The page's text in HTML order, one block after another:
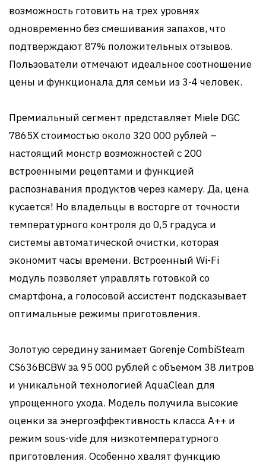
возможность готовить на трех уровнях
одновременно без смешивания запахов, что
подтверждают 87% положительных отзывов.
Пользователи отмечают идеальное соотношение
цены и функционала для семьи из 3-4 человек.
Премиальный сегмент представляет Miele DGC
7865X стоимостью около 320 000 рублей –
настоящий монстр возможностей с 200
встроенными рецептами и функцией
распознавания продуктов через камеру. Да, цена
кусается! Но владельцы в восторге от точности
температурного контроля до 0,5 градуса и
системы автоматической очистки, которая
экономит часы времени. Встроенный Wi-Fi
модуль позволяет управлять готовкой со
смартфона, а голосовой ассистент подсказывает
оптимальные режимы приготовления.
Золотую середину занимает Gorenje CombiSteam
CS636BCBW за 95 000 рублей с объемом 38 литров
и уникальной технологией AquaClean для
упрощенного ухода. Модель получила высокие
оценки за энергоэффективность класса A++ и
режим sous-vide для низкотемпературного
приготовления. Особенно хвалят функцию